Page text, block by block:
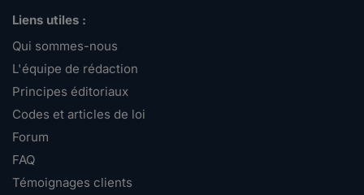
Liens utiles :
Qui sommes-nous
L'équipe de rédaction
Principes éditoriaux
Codes et articles de loi
Forum
FAQ
Témoignages clients